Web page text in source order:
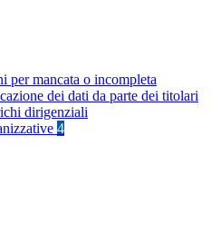
per mancata o incompleta
dei dati da parte dei titolari
dirigenziali
4